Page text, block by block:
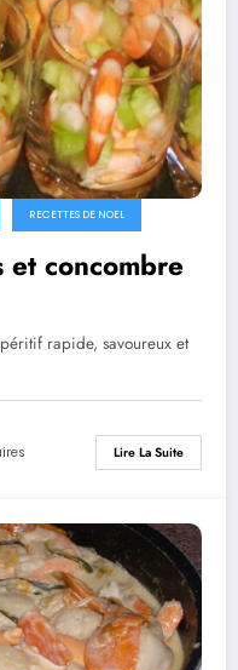
RECETTES DE NOEL
concombre
rapide, savoureux et
Lire La Suite